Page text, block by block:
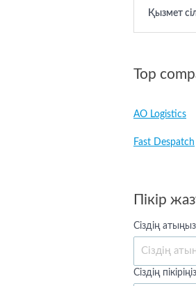
Қызмет
Top
AO Logistics
Fast Despatch
Пікір
Сіздің
Сіздің